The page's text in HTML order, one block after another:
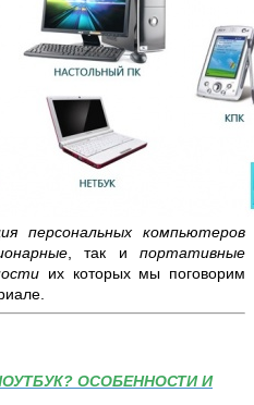
персональных компьютеров
, так ипортативные
их которых мы поговорим
ОСОБЕННОСТИ И